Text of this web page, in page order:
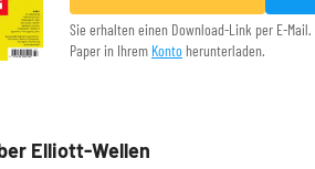
Sie erhalten einen Download-Link per E-
Paper in Ihrem Konto herunterladen.
Elliott-Wellen